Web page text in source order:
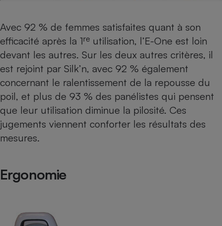
Avec 92 % de femmes satisfaites quant à son
efficacité après la 1re utilisation, l’E-One est loin
devant les autres. Sur les deux autres critères, il
est rejoint par Silk’n, avec 92 % également
concernant le ralentissement de la repousse du
poil, et plus de 93 % des panélistes qui pensent
que leur utilisation diminue la pilosité. Ces
jugements viennent conforter les résultats des
mesures.
Ergonomie